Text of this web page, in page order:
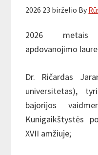
2026 23 birželio By
2026
apdovanojimo
Dr. Ričardas
universitetas),
bajorijos
Kunigaikštystės
XVII amžiuje;